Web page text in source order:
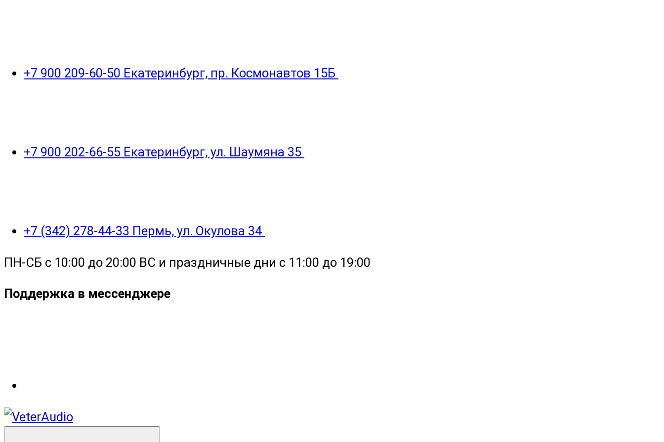
+7 900 209-60-50 Екатеринбург, пр. Космонавтов 15Б
+7 900 202-66-55 Екатеринбург, ул. Шаумяна 35
+7 (342) 278-44-33 Пермь, ул. Окулова 34
ПН-СБ с 10:00 до 20:00 ВС и праздничные дни с 11:00 до 19:00
Поддержка в мессенджере